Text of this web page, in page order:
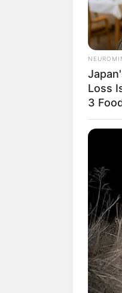
Loss
3